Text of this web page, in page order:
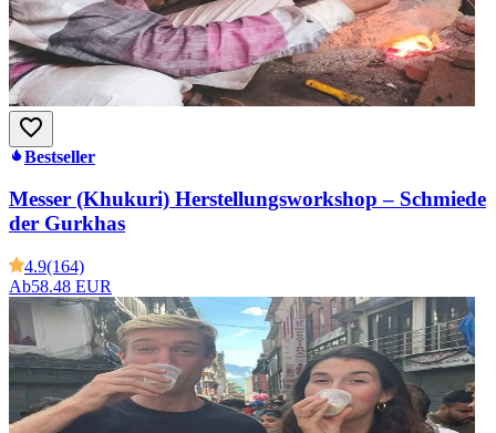
Bestseller
Messer (Khukuri) Herstellungsworkshop – Schmiede
der Gurkhas
4.9(164)
Ab58.48 EUR